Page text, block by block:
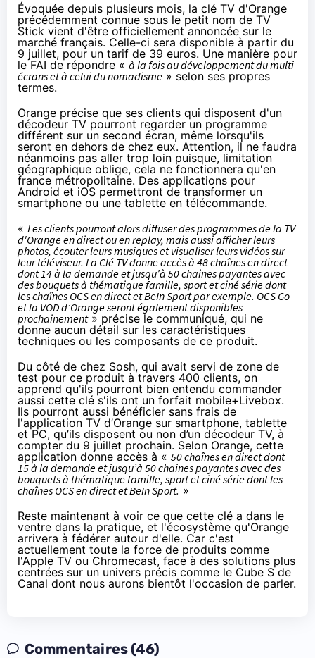
Évoquée depuis plusieurs mois, la clé TV d'Orange
précédemment connue sous le petit nom de TV
Stick vient d'être officiellement annoncée sur le
marché français. Celle-ci sera disponible à partir du
9 juillet, pour un tarif de 39 euros. Une manière pour
leFAI de répondre « à la fois au développement du multi-
écrans et à celui du nomadisme » selon ses propres
termes.
Orange précise que ses clients qui disposent d'un
décodeur TV pourront regarder un programme
différent sur un second écran, même lorsqu'ils
seront en dehors de chez eux. Attention, il ne faudra
néanmoins pas aller trop loin puisque, limitation
géographique oblige, cela ne fonctionnera qu'en
france métropolitaine. Des applications pour
Android et iOS permettront de transformer un
smartphone ou une tablette en télécommande.
« Les clients pourront alors diffuser des programmes de la TV
d'Orangeen direct ou en replay, mais aussi afficher leurs
photos, écouter leurs musiques et visualiser leurs vidéos sur
leur téléviseur. La Clé TV donne accès à 48 chaînes en direct
dont 14 à la demande et jusqu’à 50 chaines payantes avec
des bouquets à thématique famille, sport et ciné série dont
les chaînes OCS en direct et BeIn Sport par exemple. OCS Go
et la VOD d’Orangeseront également disponibles
prochainement» précise le communiqué, qui ne
donne aucun détail sur les caractéristiques
techniques ou les composants de ce produit.
Du côté de chez Sosh, qui avait servi de zone de
test pour ce produit à travers 400 clients, on
apprend qu'ils pourront bien entendu commander
aussi cette clé s'ils ont un forfait mobile+Livebox.
Ils pourront aussi bénéficier sans frais de
l'application TV d’Orange sur smartphone, tablette
et PC, qu’ils disposent ou non d’un décodeur TV, à
compter du 9 juillet prochain. Selon Orange, cette
application donne accès à « 50 chaînes en direct dont
15 à la demande et jusqu’à 50 chaines payantes avec des
bouquets à thématique famille, sport et ciné série dont les
chaînes OCS en direct et BeIn Sport. »
Reste maintenant à voir ce que cette clé a dans le
ventre dans la pratique, et l'écosystème qu'Orange
arrivera à fédérer autour d'elle. Car c'est
actuellement toute la force de produits comme
l'Apple TV ou Chromecast, face à des solutions plus
centrées sur un univers précis comme le Cube S de
Canal dont nous aurons bientôt l'occasion de parler.
Commentaires (46)